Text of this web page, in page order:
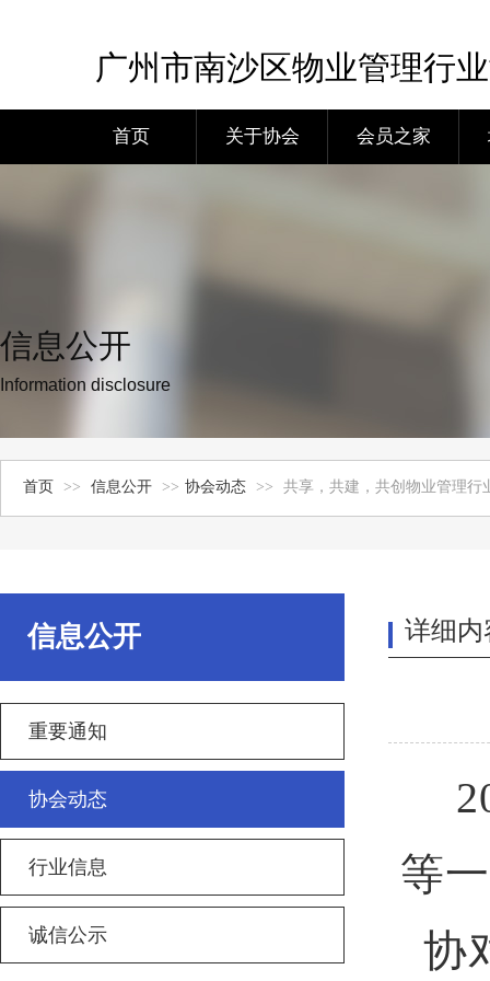
广州市南沙区物业管理行
首页 关于协会 会员之家
信息公开
Information disclosure
首页 >> 信息公开 >> 协会动态 >> 共享，共建，共创物业管理行
信息公开
重要通知
协会动态
行业信息
诚信公示
详细内
等
协